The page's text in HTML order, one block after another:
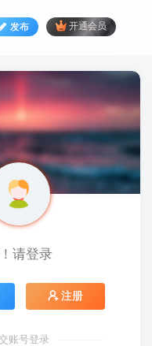
发布 开通会员
请登录
注册
账号登录
请登录
注册
账号登录